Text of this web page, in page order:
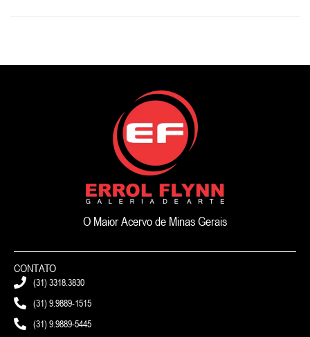
O Maior Acervo de Minas Gerais
CONTATO
(31) 3318.3830
(31) 9.9889-1515
(31) 9.9889-5445